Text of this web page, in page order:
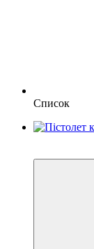
Список